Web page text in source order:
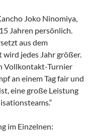
Joko Ninomiya,
Jahren persönlich.
aus dem
wird jedes Jahr größer.
Vollkontakt-Turnier
an einem Tag fair und
eine große Leistung
im Einzelnen: